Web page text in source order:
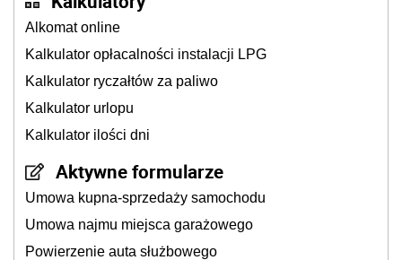
Alkomat online
Kalkulator opłacalności instalacji LPG
Kalkulator ryczałtów za paliwo
Kalkulator urlopu
Kalkulator ilości dni
Aktywne formularze
Umowa kupna-sprzedaży samochodu
Umowa najmu miejsca garażowego
Powierzenie auta służbowego